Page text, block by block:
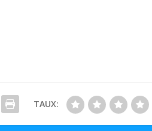
TAUX: